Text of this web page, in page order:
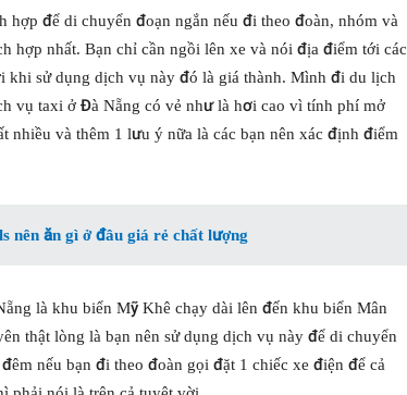
hợp để di chuyển đoạn ngắn nếu đi theo đoàn, nhóm và
hợp nhất. Bạn chỉ cần ngồi lên xe và nói địa điểm tới các
khi sử dụng dịch vụ này đó là giá thành. Mình đi du lịch
vụ taxi ở Đà Nẵng có vẻ như là hơi cao vì tính phí mở
nhiều và thêm 1 lưu ý nữa là các bạn nên xác định điểm
nên ăn gì ở đâu giá rẻ chất lượng
là khu biển Mỹ Khê chạy dài lên đến khu biển Mân
thật lòng là bạn nên sử dụng dịch vụ này để di chuyển
nếu bạn đi theo đoàn gọi đặt 1 chiếc xe điện để cả